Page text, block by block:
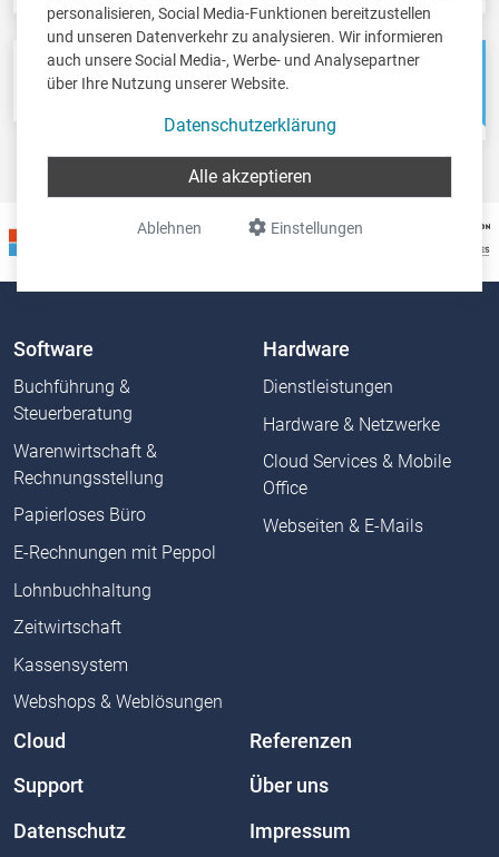
personalisieren, Social Media-Funktionen bereitzustellen
und unseren Datenverkehr zu analysieren. Wir informieren
auch unsere Social Media-, Werbe- und Analysepartner
über Ihre Nutzung unserer Website.
Datenschutzerklärung
Einstellungen
Ablehnen
Alle akzeptieren
Pos-in
Kassensystem
Net-in
Webshops &
Software
Buchführung &
Steuerberatung
Warenwirtschaft &
Rechnungsstellung
Papierloses Büro
E-Rechnungen mit Peppol
Lohnbuchhaltung
Zeitwirtschaft
Kassensystem
Webshops & Weblösungen
Hardware
Dienstleistungen
Hardware & Netzwerke
Cloud Services & Mobile
Office
Webseiten & E-Mails
Cloud Referenzen
Support Über uns
Datenschutz Impressum